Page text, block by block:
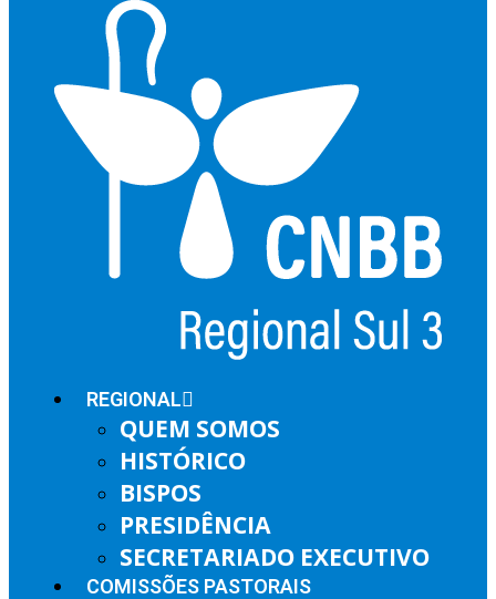
REGIONAL
QUEM SOMOS
HISTÓRICO
BISPOS
PRESIDÊNCIA
SECRETARIADO EXECUTIVO
COMISSÕES PASTORAIS